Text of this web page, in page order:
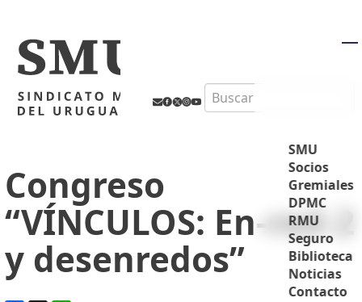
Search
SMU
Socios
Gremiales
DPMC
RMU
Seguro
Biblioteca
Noticias
Contacto
Congreso
“VÍNCULOS: En-red-2
y desenredos”